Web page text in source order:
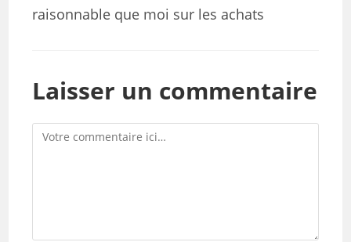
raisonnable que moi sur les achats
Laisser un commentaire